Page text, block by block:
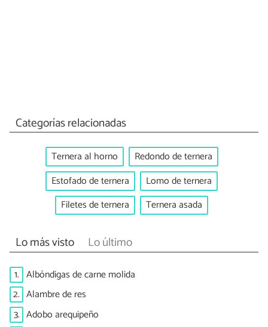
Categorías relacionadas
Ternera al horno
Redondo de ternera
Estofado de ternera
Lomo de ternera
Filetes de ternera
Ternera asada
Lo más visto Lo último
1. Albóndigas de carne molida
2. Alambre de res
3. Adobo arequipeño